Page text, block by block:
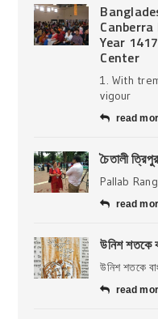
Year
Center
1. With
vigour
read
চৈতালী
Pallab
read
উনিশ শতকে
উনিশ শতকে
read